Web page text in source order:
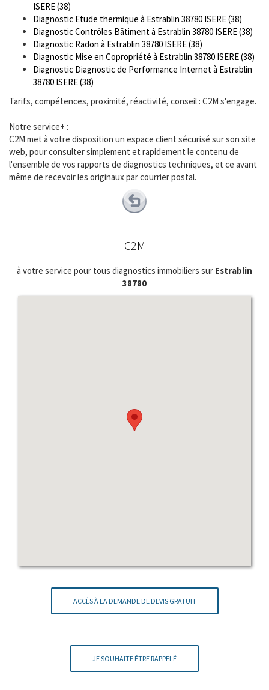
ISERE (38)
Diagnostic Etude thermique à Estrablin 38780 ISERE (38)
Diagnostic Contrôles Bâtiment à Estrablin 38780 ISERE (38)
Diagnostic Radon à Estrablin 38780 ISERE (38)
Diagnostic Mise en Copropriété à Estrablin 38780 ISERE (38)
Diagnostic Diagnostic de Performance Internet à Estrablin
38780 ISERE (38)
Tarifs, compétences, proximité, réactivité, conseil : C2M s'engage.
Notre service+ :
C2M met à votre disposition un espace client sécurisé sur son site
web, pour consulter simplement et rapidement le contenu de
l'ensemble de vos rapports de diagnostics techniques, et ce avant
même de recevoir les originaux par courrier postal.
C2M
à votre service pour tous diagnostics immobiliers sur Estrablin
38780
ACCÈS À LA DEMANDE DE DEVIS GRATUIT
JE SOUHAITE ÊTRE RAPPELÉ